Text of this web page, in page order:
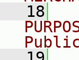
18